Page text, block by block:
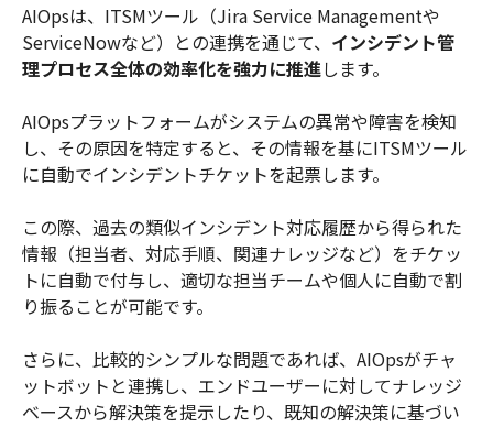
AIOpsは、ITSMツール（Jira Service Managementや
ServiceNowなど）との連携を通じて、 インシデント管
理プロセス全体の効率化を強力に推進します。
AIOpsプラットフォームがシステムの異常や障害を検知
し、その原因を特定すると、その情報を基にITSMツール
に自動でインシデントチケットを起票します。
この際、過去の類似インシデント対応履歴から得られた
情報（担当者、対応手順、関連ナレッジなど）をチケッ
トに自動で付与し、適切な担当チームや個人に自動で割
り振ることが可能です。
さらに、比較的シンプルな問題であれば、AIOpsがチャ
ットボットと連携し、エンドユーザーに対してナレッジ
ベースから解決策を提示したり、既知の解決策に基づい